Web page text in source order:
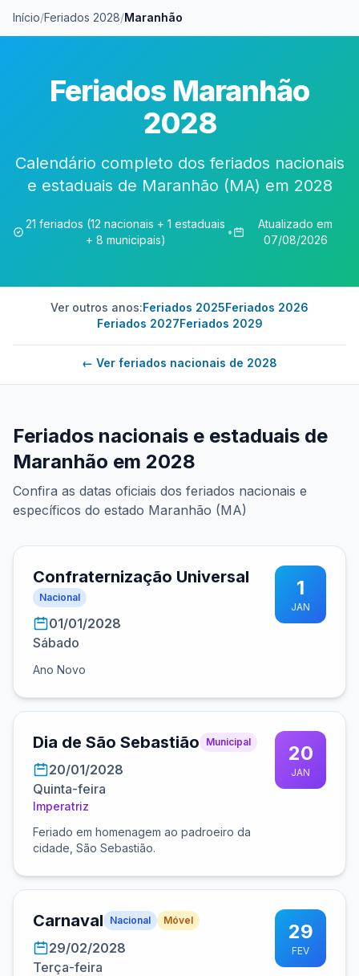
Início/Feriados 2028/Maranhão
Feriados Maranhão
2028
Calendário completo dos feriados nacionais
e estaduais de Maranhão (MA) em 2028
21 feriados (12 nacionais + 1 estaduais
+ 8 municipais)
•
Atualizado em
07/08/2026
Ver outros anos:Feriados 2025Feriados 2026
Feriados 2027Feriados 2029
← Ver feriados nacionais de 2028
Feriados nacionais e estaduais de
Maranhão em 2028
Confira as datas oficiais dos feriados nacionais e
específicos do estado Maranhão (MA)
Confraternização Universal
Nacional
01/01/2028
Sábado
Ano Novo
1
JAN
Dia de São Sebastião Municipal
20/01/2028
Quinta-feira
Imperatriz
Feriado em homenagem ao padroeiro da
cidade, São Sebastião.
20
JAN
Carnaval Nacional Móvel
29/02/2028
Terça-feira
29
FEV